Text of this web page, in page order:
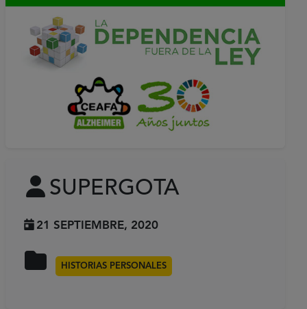
SUPERGOTA
21 SEPTIEMBRE, 2020
HISTORIAS PERSONALES